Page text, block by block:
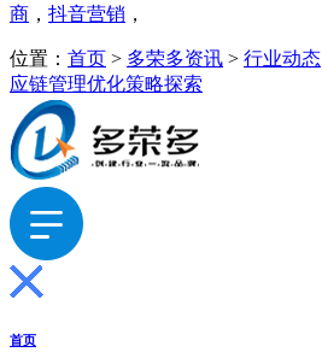
商 ， 抖音营销 ，
位置： 首页 > 多荣多资讯 > 行业动态
应链管理优化策略探索
首页